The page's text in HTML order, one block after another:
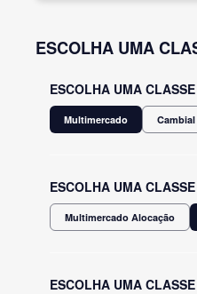
ESCOLHA UMA
ESCOLHA UMA
Multimercado Cambial
ESCOLHA UMA
Multimercado Alocação
ESCOLHA UMA